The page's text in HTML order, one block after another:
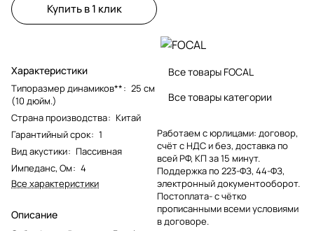
Купить в 1 клик
Характеристики
Типоразмер динамиков**: 25 см
(10 дюйм.)
Страна производства: Китай
Гарантийный срок: 1
Вид акустики: Пассивная
Импеданс, Ом: 4
Все характеристики
Описание
Все товары FOCAL
Все товары категории
Работаем с юрлицами: договор,
счёт с НДС и без, доставка по
всей РФ, КП за 15 минут.
Поддержка по 223-ФЗ, 44-ФЗ,
электронный документооборот.
Постоплата- с чётко
прописанными всеми условиями
в договоре.